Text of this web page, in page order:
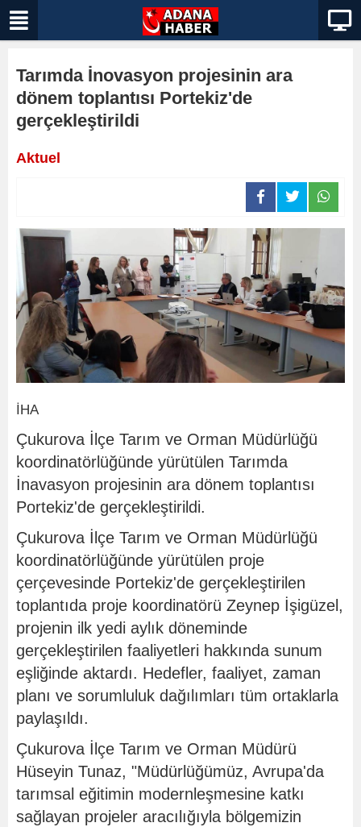
Tarımda İnovasyon projesinin ara
dönem toplantısı Portekiz'de
gerçekleştirildi
Aktuel
İHA
Çukurova İlçe Tarım ve Orman Müdürlüğü
koordinatörlüğünde yürütülen Tarımda
İnavasyon projesinin ara dönem toplantısı
Portekiz'de gerçekleştirildi.
Çukurova İlçe Tarım ve Orman Müdürlüğü
koordinatörlüğünde yürütülen proje
çerçevesinde Portekiz'de gerçekleştirilen
toplantıda proje koordinatörü Zeynep İşigüzel,
projenin ilk yedi aylık döneminde
gerçekleştirilen faaliyetleri hakkında sunum
eşliğinde aktardı. Hedefler, faaliyet, zaman
planı ve sorumluluk dağılımları tüm ortaklarla
paylaşıldı.
Çukurova İlçe Tarım ve Orman Müdürü
Hüseyin Tunaz, "Müdürlüğümüz, Avrupa'da
tarımsal eğitimin modernleşmesine katkı
sağlayan projeler aracılığıyla bölgemizin